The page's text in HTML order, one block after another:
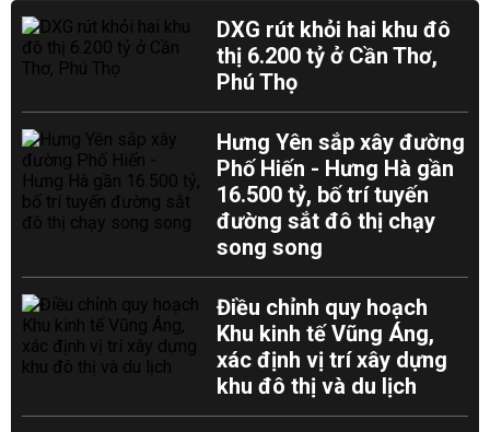
DXG rút khỏi hai khu đô
thị 6.200 tỷ ở Cần Thơ,
Phú Thọ
Hưng Yên sắp xây đường
Phố Hiến - Hưng Hà gần
16.500 tỷ, bố trí tuyến
đường sắt đô thị chạy
song song
Điều chỉnh quy hoạch
Khu kinh tế Vũng Áng,
xác định vị trí xây dựng
khu đô thị và du lịch